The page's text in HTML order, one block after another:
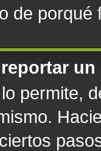
de porqué
permite,